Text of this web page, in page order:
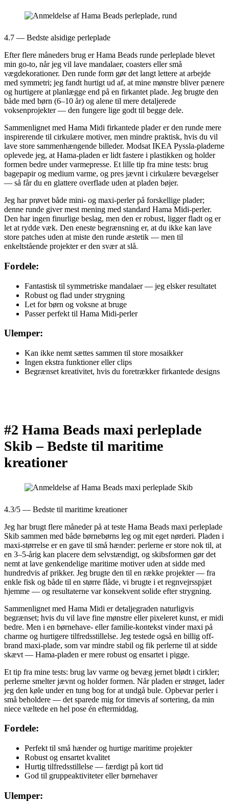
4.7 — Bedste alsidige perleplade
Efter flere måneders brug er Hama Beads runde perleplade blevet
min go-to, når jeg vil lave mandalaer, coasters eller små
vægdekorationer. Den runde form gør det langt lettere at arbejde
med symmetri; jeg fandt hurtigt ud af, at mine mønstre bliver pænere
og hurtigere at planlægge end på en firkantet plade. Jeg brugte den
både med børn (6–10 år) og alene til mere detaljerede
voksenprojekter — den fungere lige godt til begge dele.
Sammenlignet med Hama Midi firkantede plader er den runde mere
inspirerende til cirkulære motiver, men mindre praktisk, hvis du vil
lave store sammenhængende billeder. Modsat IKEA Pyssla-pladerne
oplevede jeg, at Hama-pladen er lidt fastere i plastikken og holder
formen bedre under varmepresse. Et lille tip fra mine tests: brug
bagepapir og medium varme, og pres jævnt i cirkulære bevægelser
— så får du en glattere overflade uden at pladen bøjer.
Jeg har prøvet både mini- og maxi-perler på forskellige plader;
denne runde giver mest mening med standard Hama Midi-perler.
Den har ingen finurlige beslag, men den er robust, ligger fladt og er
let at rydde væk. Den eneste begrænsning er, at du ikke kan lave
store patches uden at miste den runde æstetik — men til
enkeltstående projekter er den svær at slå.
Fordele:
Fantastisk til symmetriske mandalaer — jeg elsker resultatet
Robust og flad under strygning
Let for børn og voksne at bruge
Passer perfekt til Hama Midi-perler
Ulemper:
Kan ikke nemt sættes sammen til store mosaikker
Ingen ekstra funktioner eller clips
Begrænset kreativitet, hvis du foretrækker firkantede designs
#2 Hama Beads maxi perleplade
Skib –Bedste til maritime
kreationer
4.3/5 — Bedste til maritime kreationer
Jeg har brugt flere måneder på at teste Hama Beads maxi perleplade
Skib sammen med både børnebørns leg og mit eget nørderi. Pladen i
maxi-størrelse er en gave til små hænder: perlerne er store nok til, at
en 3–5-årig kan placere dem selvstændigt, og skibsformen gør det
nemt at lave genkendelige maritime motiver uden at sidde med
hundredvis af prikker. Jeg brugte den til en række projekter — fra
enkle fisk og både til en større flåde, vi brugte i et regnvejrsspjæt
hjemme — og resultaterne var konsekvent solide efter strygning.
Sammenlignet med Hama Midi er detaljegraden naturligvis
begrænset; hvis du vil lave fine mønstre eller pixeleret kunst, er midi
bedre. Men i en børnehave- eller familie-kontekst vinder maxi på
charme og hurtigere tilfredsstillelse. Jeg testede også en billig off-
brand maxi-plade, som var mindre stabil og fik perlerne til at sidde
skævt — Hama-pladen er mere robust og ensartet i pigge.
Et tip fra mine tests: brug lav varme og bevæg jernet blødt i cirkler;
perlerne smelter jævnt og holder formen. Når pladen er strøget, lader
jeg den køle under en tung bog for at undgå bule. Opbevar perler i
små beholdere — det sparede mig for timevis af sortering, da min
niece væltede en hel pose én eftermiddag.
Fordele:
Perfekt til små hænder og hurtige maritime projekter
Robust og ensartet kvalitet
Hurtig tilfredsstillelse — færdigt på kort tid
God til gruppeaktiviteter eller børnehaver
Ulemper: